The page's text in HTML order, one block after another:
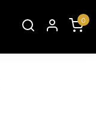
0